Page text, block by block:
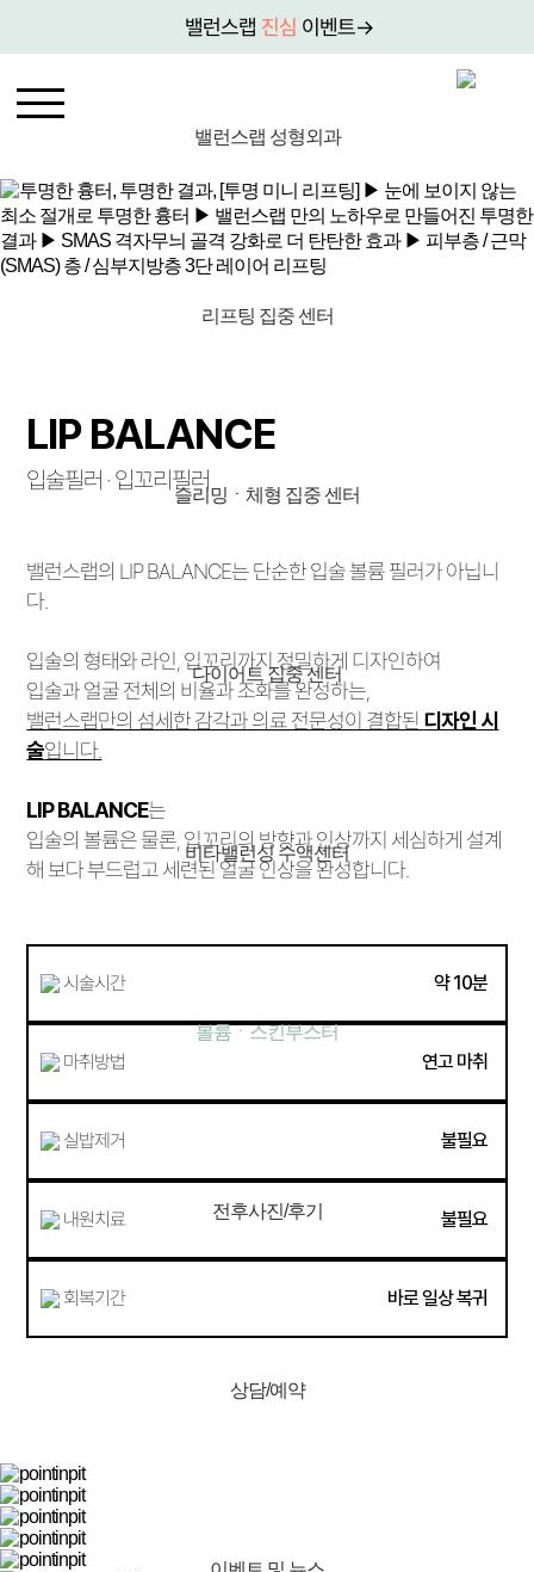
밸런스랩 진심 이벤트→
밸런스랩 성형외과
리프팅 집중 센터
슬리밍ㆍ체형 집중 센터
다이어트 집중 센터
비타밸런싱 수액센터
볼륨ㆍ스킨부스터
전후사진/후기
상담/예약
LIP BALANCE
입술필러 · 입꼬리필러
밸런스랩의 LIP BALANCE는 단순한 입술 볼륨 필러가 아닙니
다.
입술의 형태와 라인, 입꼬리까지 정밀하게 디자인하여
입술과 얼굴 전체의 비율과 조화를 완성하는,
밸런스랩만의 섬세한 감각과 의료 전문성이 결합된 디자인 시
술입니다.
LIP BALANCE는
입술의 볼륨은 물론, 입꼬리의 방향과 인상까지 세심하게 설계
해 보다 부드럽고 세련된 얼굴 인상을 완성합니다.
시술시간 약 10분
마취방법 연고 마취
실밥제거 불필요
내원치료 불필요
회복기간 바로 일상 복귀